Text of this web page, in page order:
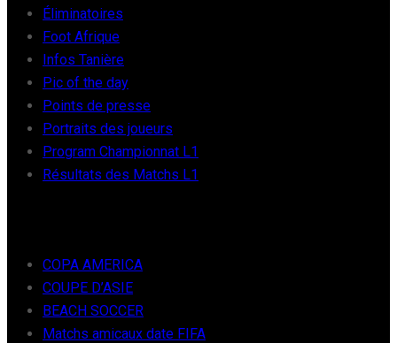
Éliminatoires
Foot Afrique
Infos Tanière
Pic of the day
Points de presse
Portraits des joueurs
Program Championnat L1
Résultats des Matchs L1
COPA AMERICA
COUPE D’ASIE
BEACH SOCCER
Matchs amicaux date FIFA